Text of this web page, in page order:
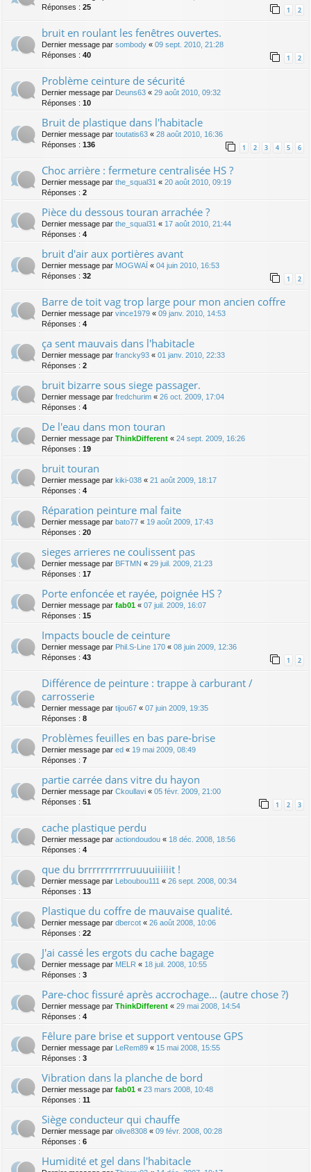
Réponses : 25 1 2
bruit en roulant les fenêtres ouvertes.
Dernier message par sombody « 09 sept. 2010, 21:28
Réponses : 40 1 2
Problème ceinture de sécurité
Dernier message par Deuns63 « 29 août 2010, 09:32
Réponses : 10
Bruit de plastique dans l'habitacle
Dernier message par toutatis63 « 28 août 2010, 16:36
Réponses : 136 1 2 3 4 5 6
Choc arrière : fermeture centralisée HS ?
Dernier message par the_squal31 « 20 août 2010, 09:19
Réponses : 2
Pièce du dessous touran arrachée ?
Dernier message par the_squal31 « 17 août 2010, 21:44
Réponses : 4
bruit d'air aux portières avant
Dernier message par MOGWAÏ « 04 juin 2010, 16:53
Réponses : 32 1 2
Barre de toit vag trop large pour mon ancien coffre
Dernier message par vince1979 « 09 janv. 2010, 14:53
Réponses : 4
ça sent mauvais dans l'habitacle
Dernier message par francky93 « 01 janv. 2010, 22:33
Réponses : 2
bruit bizarre sous siege passager.
Dernier message par fredchurim « 26 oct. 2009, 17:04
Réponses : 4
De l'eau dans mon touran
Dernier message par ThinkDifferent « 24 sept. 2009, 16:26
Réponses : 19
bruit touran
Dernier message par kiki-038 « 21 août 2009, 18:17
Réponses : 4
Réparation peinture mal faite
Dernier message par bato77 « 19 août 2009, 17:43
Réponses : 20
sieges arrieres ne coulissent pas
Dernier message par BFTMN « 29 juil. 2009, 21:23
Réponses : 17
Porte enfoncée et rayée, poignée HS ?
Dernier message par fab01 « 07 juil. 2009, 16:07
Réponses : 15
Impacts boucle de ceinture
Dernier message par Phil.S-Line 170 « 08 juin 2009, 12:36
Réponses : 43 1 2
Différence de peinture : trappe à carburant /
carrosserie
Dernier message par tijou67 « 07 juin 2009, 19:35
Réponses : 8
Problèmes feuilles en bas pare-brise
Dernier message par ed « 19 mai 2009, 08:49
Réponses : 7
partie carrée dans vitre du hayon
Dernier message par Ckoullavi « 05 févr. 2009, 21:00
Réponses : 51 1 2 3
cache plastique perdu
Dernier message par actiondoudou « 18 déc. 2008, 18:56
Réponses : 4
que du brrrrrrrrrrruuuuiiiiiit !
Dernier message par Leboubou111 « 26 sept. 2008, 00:34
Réponses : 13
Plastique du coffre de mauvaise qualité.
Dernier message par dbercot « 26 août 2008, 10:06
Réponses : 22
J'ai cassé les ergots du cache bagage
Dernier message par MELR « 18 juil. 2008, 10:55
Réponses : 3
Pare-choc fissuré après accrochage... (autre chose ?)
Dernier message par ThinkDifferent « 29 mai 2008, 14:54
Réponses : 4
Fêlure pare brise et support ventouse GPS
Dernier message par LeRem89 « 15 mai 2008, 15:55
Réponses : 3
Vibration dans la planche de bord
Dernier message par fab01 « 23 mars 2008, 10:48
Réponses : 11
Siège conducteur qui chauffe
Dernier message par olive8308 « 09 févr. 2008, 00:28
Réponses : 6
Humidité et gel dans l'habitacle